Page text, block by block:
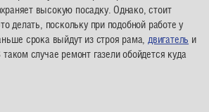
высокую посадку. Однако, стоит
делать, поскольку при подобной работе у
срока выйдут из строя рама, двигатель и
случае ремонт газели обойдется куда